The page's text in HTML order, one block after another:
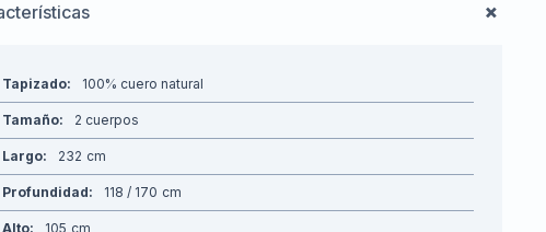
Tapizado 100% cuero natural
Tamaño 2 cuerpos
Largo 232
Profundidad 118 / 170
Alto 105